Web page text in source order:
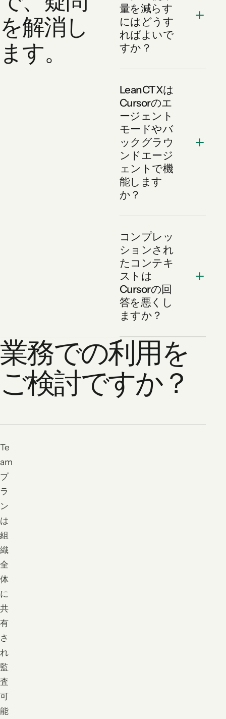
を解消し
ます。
量を減らす
にはどうす
ればよいで
すか？
LeanCTXは
Cursorのエ
ージェント
モードやバ
ックグラウ
ンドエージ
ェントで機
能します
か？
コンプレッ
ションされ
たコンテキ
ストは
Cursorの回
答を悪くし
ますか？
業務での利用を
ご検討ですか？
Te
am
プ
ラ
ン
は
組
織
全
体
に
共
有
さ
れ
監
査
可
能